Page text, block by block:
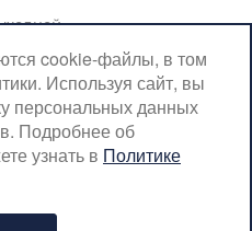
до 20:00
до 18:00
10
38-31
cookie-файлы, в том
Используя сайт, вы
персональных данных
Подробнее об
узнать в Политике